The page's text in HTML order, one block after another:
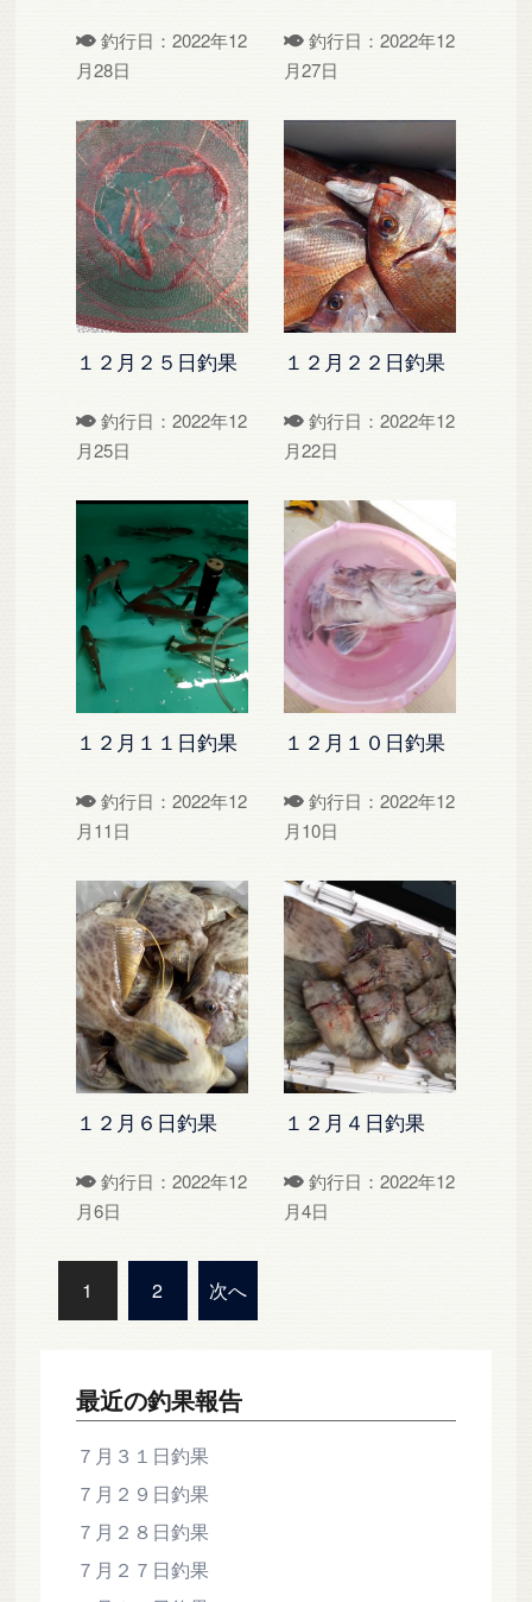
釣行日：2022年12
月28日
釣行日：2022年12
月27日
１２月２５日釣果
釣行日：2022年12
月25日
１２月２２日釣果
釣行日：2022年12
月22日
１２月１１日釣果
釣行日：2022年12
月11日
１２月１０日釣果
釣行日：2022年12
月10日
１２月６日釣果
釣行日：2022年12
月6日
１２月４日釣果
釣行日：2022年12
月4日
ー
ジ
り
1 2 次へ
最近の釣果報告
７月３１日釣果
７月２９日釣果
７月２８日釣果
７月２７日釣果